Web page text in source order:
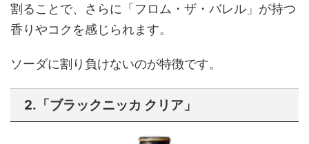
割ることで、さらに「フロム・ザ・バレル」が持つ
香りやコクを感じられます。​​
ソーダに割り負けないのが特徴です。
2.「ブラックニッカ クリア」